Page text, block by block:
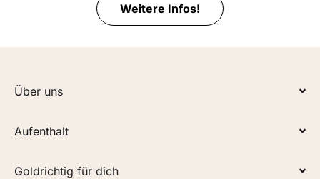
Weitere Infos!
Über uns
Aufenthalt
Goldrichtig für dich